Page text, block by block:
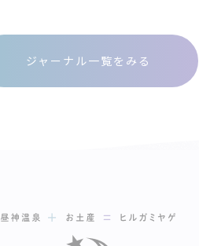
ジャーナル一覧をみる